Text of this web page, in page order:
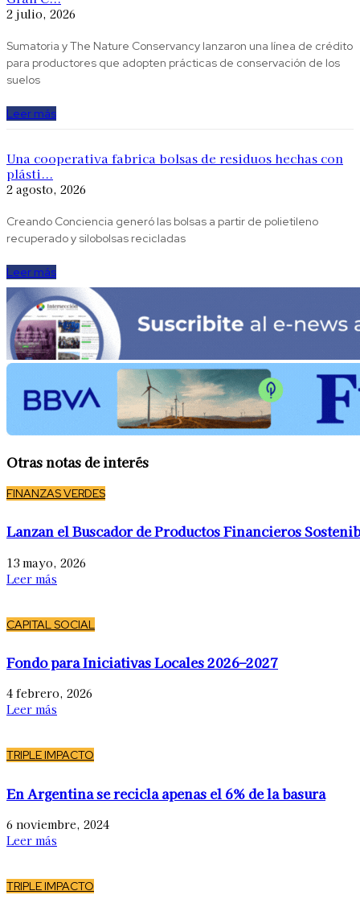
2 julio, 2026
Sumatoria y The Nature Conservancy lanzaron una línea de crédito
para productores que adopten prácticas de conservación de los
suelos
Leer más
Una cooperativa fabrica bolsas de residuos hechas con
plásti...
2 agosto, 2026
Creando Conciencia generó las bolsas a partir de polietileno
recuperado y silobolsas recicladas
Leer más
Otras notas de interés
FINANZAS VERDES
Lanzan el Buscador de Productos Financieros
13 mayo, 2026
Leer más
CAPITAL SOCIAL
Fondo para Iniciativas Locales 2026–2027
4 febrero, 2026
Leer más
TRIPLE IMPACTO
En Argentina se recicla apenas el 6% de la basura
6 noviembre, 2024
Leer más
TRIPLE IMPACTO